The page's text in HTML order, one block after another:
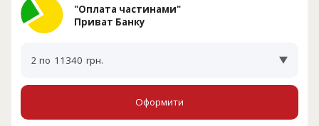
"Оплата частинами"
Приват Банку
2 по 11340 грн.
Оформити